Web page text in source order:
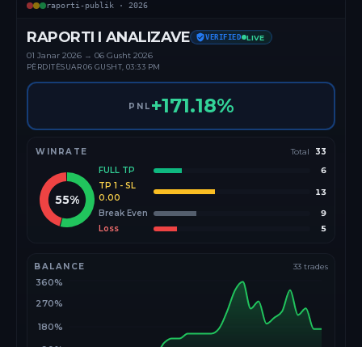
raporti-publik · 2026
RAPORTI I ANALIZAVE VERIFIED LIVE
01 Janar 2026 → 06 Gusht 2026
PËRDITËSUAR06 GUSHT, 03:33 PM
PNL +171.18%
WINRATE Total 33
55%
FULL TP
6
TP 1 - SL
0.00
13
Break Even
9
Loss
5
BALANCE 33 trades
180%
270%
360%